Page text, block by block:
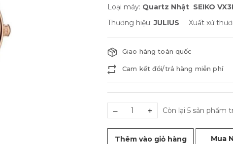
Loại máy: Quartz Nhật SEIKO
Thương hiệu:JULIUS Xuất xứ
Giao hàng toàn quốc
Cam kết đổi/trả hàng miễn phí
– + Còn lại 5 sản phẩm
Thêm vào giỏ hàng Mua